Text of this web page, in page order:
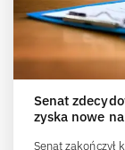
Senat
zyska nowe
Senat zakończył